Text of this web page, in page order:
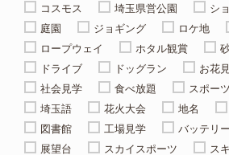
コスモス
埼玉県営公園
シ
庭園
ジョギング ロケ地
ロープウェイ
ホタル観賞
ドライブ
ドッグラン お花見
社会見学
食べ放題 スポーツ
埼玉語
花火大会 地名
図書館
工場見学 バッテリ
展望台
スカイスポーツ
ス